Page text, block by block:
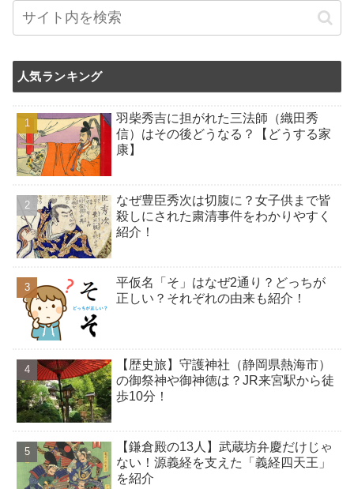
人気ランキング
羽柴秀吉に担がれた三法師（織田秀
信）はその後どうなる？【どうする家
康】
なぜ豊臣秀次は切腹に？女子供まで皆
殺しにされた粛清事件をわかりやすく
紹介！
平仮名「そ」はなぜ2通り？どっちが
正しい？それぞれの由来も紹介！
【歴史旅】守護神社（静岡県熱海市）
の御祭神や御神徳は？JR来宮駅から徒
歩10分！
【鎌倉殿の13人】武蔵坊弁慶だけじゃ
ない！源義経を支えた「義経四天王」
を紹介